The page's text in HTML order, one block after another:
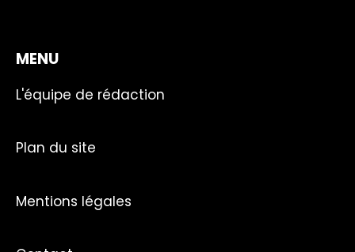
MENU
L'équipe de rédaction
Plan du site
Mentions légales